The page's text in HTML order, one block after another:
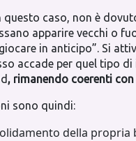
caso, non è
apparire vecchi o
in anticipo”. Si
accade per quel tipo
, rimanendo coerenti
sono quindi:
della propria